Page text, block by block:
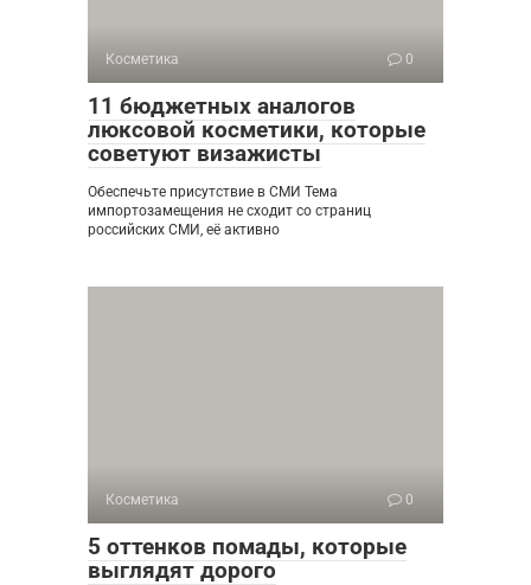
Косметика 0
11 бюджетных аналогов
люксовой косметики, которые
советуют визажисты
Обеспечьте присутствие в СМИ Тема
импортозамещения не сходит со страниц
российских СМИ, её активно
Косметика 0
5 оттенков помады, которые
выглядят дорого